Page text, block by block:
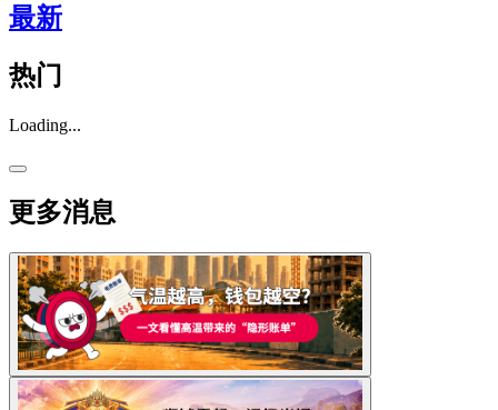
最新
热门
Loading...
更多消息